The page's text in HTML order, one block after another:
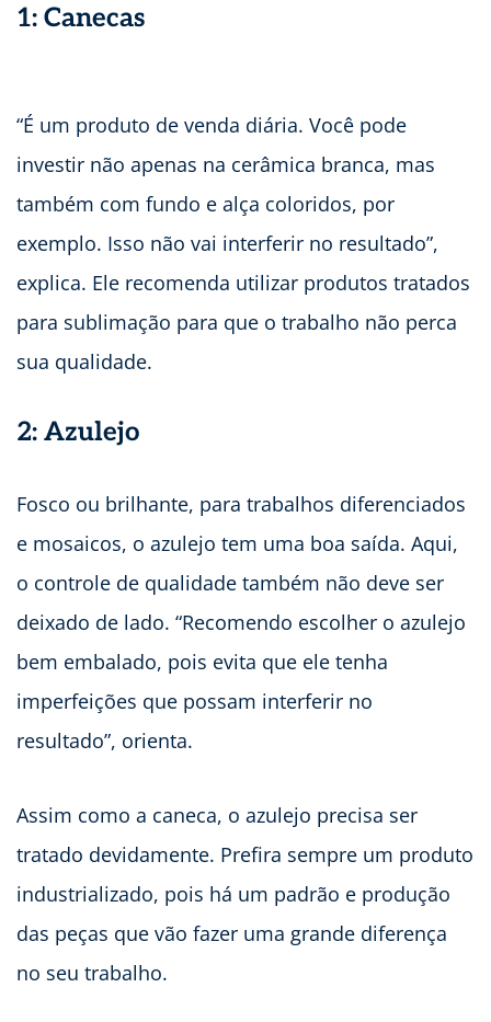
1: Canecas
“É um produto de venda diária. Você pode
investir não apenas na cerâmica branca, mas
também com fundo e alça coloridos, por
exemplo. Isso não vai interferir no resultado”,
explica. Ele recomenda utilizar produtos tratados
para sublimação para que o trabalho não perca
sua qualidade.
2: Azulejo
Fosco ou brilhante, para trabalhos diferenciados
e mosaicos, o azulejo tem uma boa saída. Aqui,
o controle de qualidade também não deve ser
deixado de lado. “Recomendo escolher o azulejo
bem embalado, pois evita que ele tenha
imperfeições que possam interferir no
resultado”, orienta.
Assim como a caneca, o azulejo precisa ser
tratado devidamente. Prefira sempre um produto
industrializado, pois há um padrão e produção
das peças que vão fazer uma grande diferença
no seu trabalho.